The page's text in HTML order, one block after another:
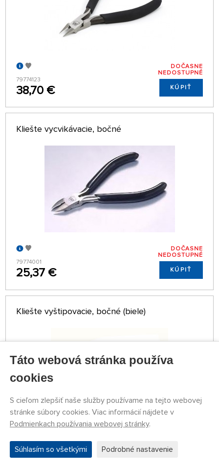
79774123
38,70 €
DOČASNE
NEDOSTUPNÉ
KÚPIŤ
Kliešte vycvikávacie, bočné
79774001
25,37 €
DOČASNE
NEDOSTUPNÉ
KÚPIŤ
Kliešte vyštipovacie, bočné (biele)
79769945
13,12 € KÚPIŤ
Táto webová stránka používa
cookies
S cieľom zlepšiť naše služby používame na tejto webovej
stránke súbory cookies. Viac informácií nájdete v
Podmienkach používania webovej stránky.
Súhlasím so všetkými Podrobné nastavenie